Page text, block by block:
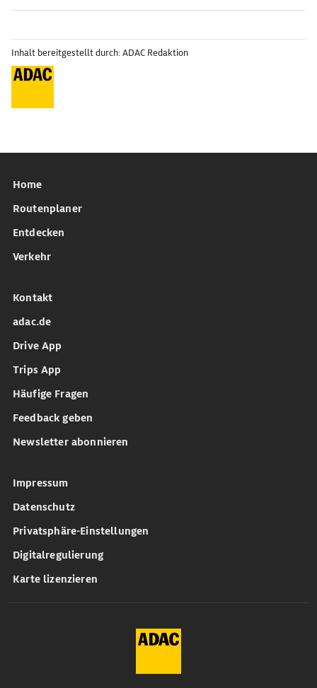
Inhalt bereitgestellt durch: ADAC Redaktion
Home
Routenplaner
Entdecken
Verkehr
Kontakt
adac.de
Drive App
Trips App
Häufige Fragen
Feedback geben
Newsletter abonnieren
Impressum
Datenschutz
Privatsphäre-Einstellungen
Digitalregulierung
Karte lizenzieren